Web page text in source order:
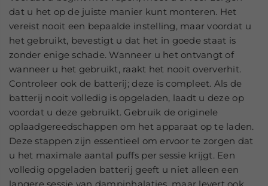
dat u het op de juiste manier kunt monteren. Het
vereist nooit een bepaalde instelling, maar voordat u
het gebruikt, bevestigt u dat het in goede staat is
zonder enige schade. Wanneer u het ontvangt of
wanneer u het gebruikt, raakt het nooit oververhit.
Controleer ook de batterij; deze is compleet. Als de
batterij nooit volledig is opgeladen, laadt u deze op
voordat u deze gebruikt. Gebruik de originele
oplaadgereedschappen om het apparaat op te laden.
Deze stappen zijn essentieel om ervoor te zorgen dat
u het maximale aantal puffs per sessie krijgt. Een
volledig opgeladen batterij geeft u niet alleen een